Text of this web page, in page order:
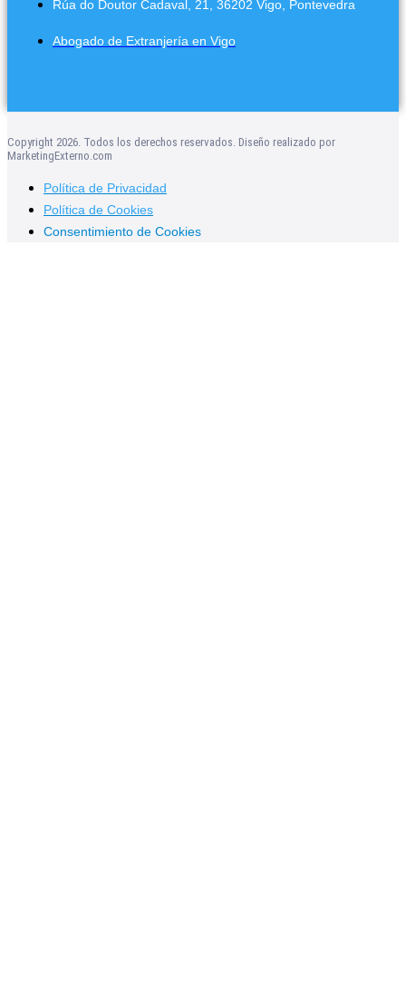
Rúa do Doutor Cadaval, 21, 36202 Vigo, Pontevedra
Abogado de Extranjería en Vigo
Copyright 2026. Todos los derechos reservados. Diseño realizado por
MarketingExterno.com
Política de Privacidad
Política de Cookies
Consentimiento de Cookies